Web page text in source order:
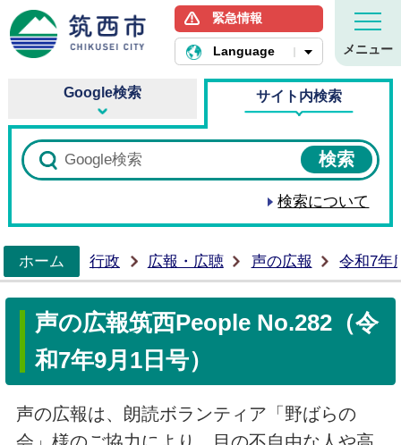
筑西市ホームページ
緊急情報
Language メニュー
Google検索 サイト内検索
検索について
ホーム
行政 広報・広聴 声の広報 令和7年
声の広報筑西People No.282（令
和7年9月1日号）
声の広報は、朗読ボランティア「野ばらの